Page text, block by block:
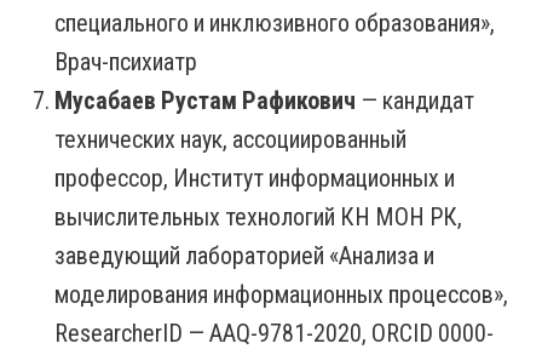
специального и инклюзивного образования»,
Врач-психиатр
Мусабаев Рустам Рафикович — кандидат
технических наук, ассоциированный
профессор, Институт информационных и
вычислительных технологий КН МОН РК,
заведующий лабораторией «Анализа и
моделирования информационных процессов»,
ResearcherID — AAQ-9781-2020, ORCID 0000-